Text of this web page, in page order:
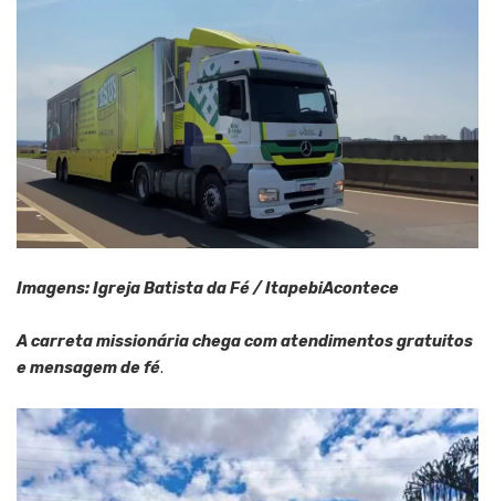
Imagens: Igreja Batista da Fé / ItapebiAcontece
A carreta missionária chega com atendimentos gratuitos
e mensagem de fé.